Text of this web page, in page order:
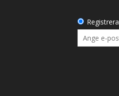
Registrera